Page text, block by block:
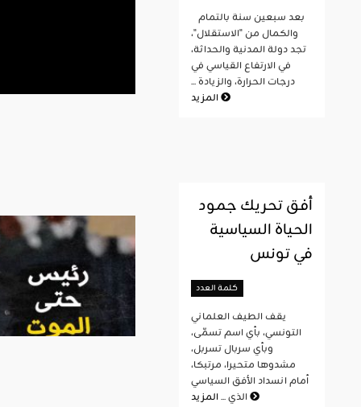
والكمال من "الاستقلال"،
تجد دولة المدنية والحداثة،
في الارتفاع القياسي في
درجات الحرارة، والزيادة ...
المزيد
أفق تحريك جمود
الحياة السياسية
في تونس
كلمة العدد
يقف الطيف العلماني
التونسي، بأي اسم تسمّى،
وبأي سربال تسربل،
مشدوها متحيرا، مرتبكا،
أمام انسداد الأفق السياسي
الذي ...المزيد